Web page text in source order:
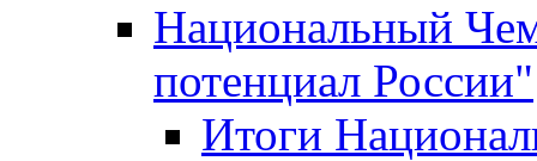
Национальный
потенциал России"
Итоги